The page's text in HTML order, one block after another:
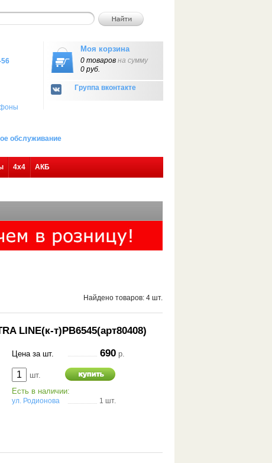
56
Группа вконтакте
Моя корзина
0 товаров на сумму
0 руб.
обслуживание
4х4 АКБ
Найдено товаров: 4 шт.
LINE(к-т)PB6545(арт80408)
Цена за шт. 690 р.
шт.
Есть в наличии:
ул. Родионова 1 шт.